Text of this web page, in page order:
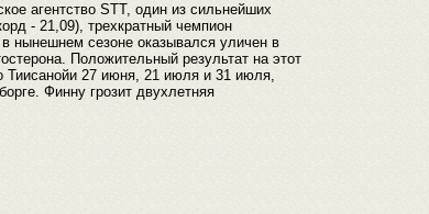
агентство STT, один из сильнейших
- 21,09), трехкратный чемпион
нынешнем сезоне оказывался уличен в
Положительный результат на этот
Тиисанойи 27 июня, 21 июля и 31 июля,
Финну грозит двухлетняя